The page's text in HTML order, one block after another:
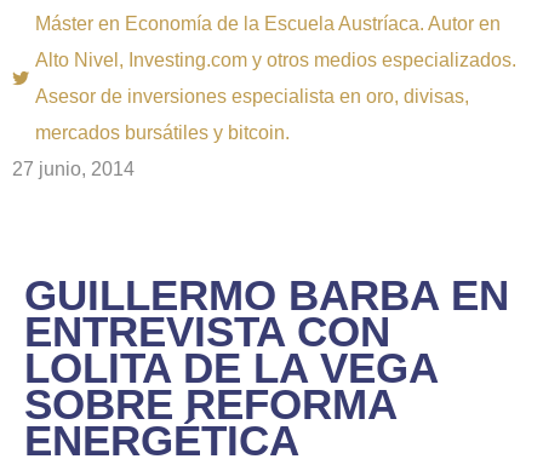
Máster en Economía de la Escuela Austríaca. Autor en
Alto Nivel, Investing.com y otros medios especializados.
Asesor de inversiones especialista en oro, divisas,
mercados bursátiles y bitcoin.
27 junio, 2014
GUILLERMO BARBA EN
ENTREVISTA CON
LOLITA DE LA VEGA
SOBRE REFORMA
ENERGÉTICA